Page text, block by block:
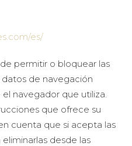
es/
permitir o bloquear las
datos de navegación
navegador que utiliza.
que ofrece su
cuenta que si acepta las
desde las